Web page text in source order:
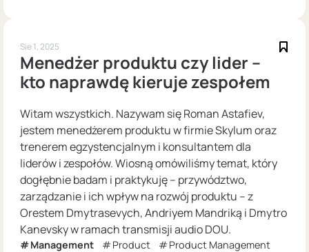
Sie 1, 2025
Menedżer produktu czy lider –
kto naprawdę kieruje zespołem
Witam wszystkich. Nazywam się Roman Astafiev,
jestem menedżerem produktu w firmie Skylum oraz
trenerem egzystencjalnym i konsultantem dla
liderów i zespołów. Wiosną omówiliśmy temat, który
dogłębnie badam i praktykuję – przywództwo,
zarządzanie i ich wpływ na rozwój produktu – z
Orestem Dmytrasevych, Andriyem Mandriką i Dmytro
Kanevsky w ramach transmisji audio DOU.
Management Product
Product Management